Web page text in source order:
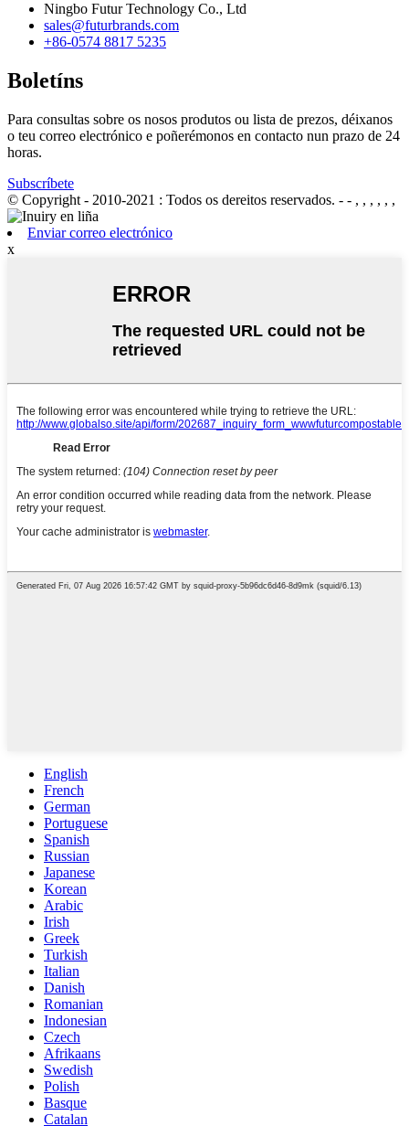
Ningbo Futur Technology Co., Ltd
sales@futurbrands.com
+86-0574 8817 5235
Boletíns
Para consultas sobre os nosos produtos ou lista de prezos, déixanos
o teu correo electrónico e poñerémonos en contacto nun prazo de 24
horas.
Subscríbete
© Copyright - 2010-2021 : Todos os dereitos reservados. - - , , , , , ,
Enviar correo electrónico
x
English
French
German
Portuguese
Spanish
Russian
Japanese
Korean
Arabic
Irish
Greek
Turkish
Italian
Danish
Romanian
Indonesian
Czech
Afrikaans
Swedish
Polish
Basque
Catalan